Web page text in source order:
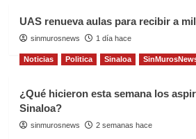
UAS renueva aulas para recibir a
sinmurosnews 1 día hace
Noticias Politica Sinaloa
¿Qué hicieron esta semana los
Sinaloa?
sinmurosnews 2 semanas hace